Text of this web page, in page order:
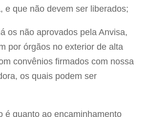
e que não devem ser liberados;
os não aprovados pela Anvisa,
por órgãos no exterior de alta
convênios firmados com nossa
os quais podem ser
é quanto ao encaminhamento